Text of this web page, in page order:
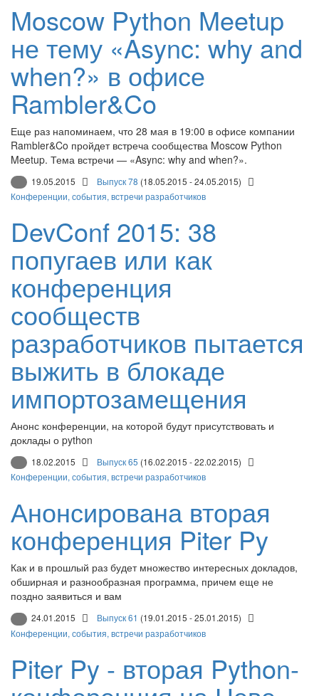
Moscow Python Meetup
не тему «Async: why and
when?» в офисе
Rambler&Co
Еще раз напоминаем, что 28 мая в 19:00 в офисе компании
Rambler&Co пройдет встреча сообщества Moscow Python
Meetup. Тема встречи — «Async: why and when?».
19.05.2015 Выпуск 78 (18.05.2015 - 24.05.2015)
Конференции, события, встречи разработчиков
DevConf 2015: 38
попугаев или как
конференция
сообществ
разработчиков пытается
выжить в блокаде
импортозамещения
Анонс конференции, на которой будут присутствовать и
доклады о python
18.02.2015 Выпуск 65 (16.02.2015 - 22.02.2015)
Конференции, события, встречи разработчиков
Анонсирована вторая
конференция Piter Py
Как и в прошлый раз будет множество интересных докладов,
обширная и разнообразная программа, причем еще не
поздно заявиться и вам
24.01.2015 Выпуск 61 (19.01.2015 - 25.01.2015)
Конференции, события, встречи разработчиков
Piter Py - вторая Python-